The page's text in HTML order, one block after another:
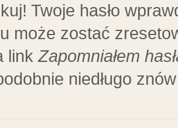
Twoje hasło
może zostać
linkZapomniałem
niedługo